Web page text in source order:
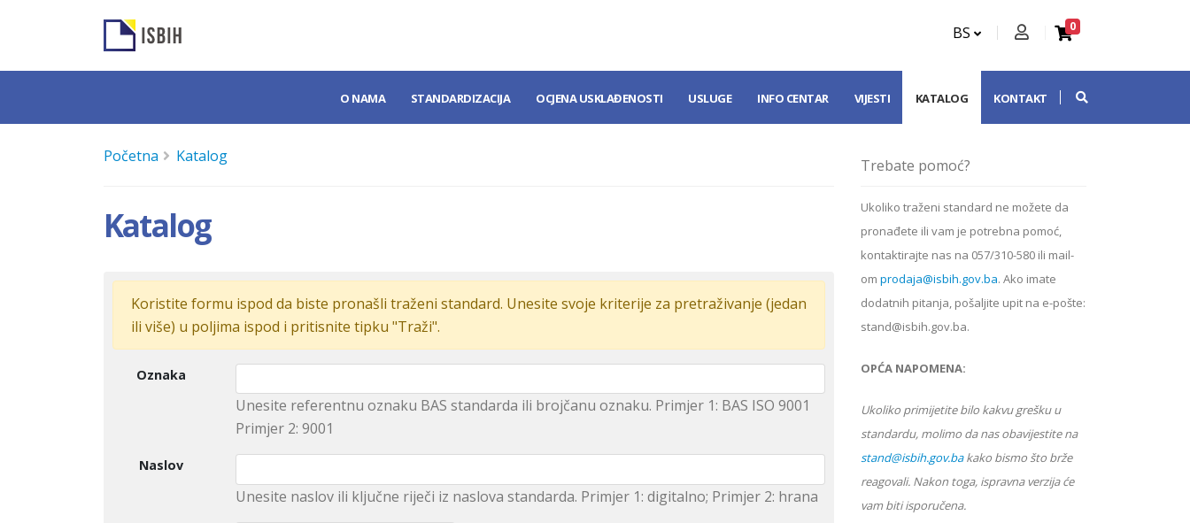
BS 0
O NAMA STANDARDIZACIJA OCJENA USKLAĐENOSTI USLUGE INFO CENTAR VIJESTI KATALOG KONTAKT
Početna Katalog
Katalog
Koristite formu ispod da biste pronašli traženi standard. Unesite svoje kriterije za pretraživanje (jedan
ili više) u poljima ispod i pritisnite tipku "Traži".
Oznaka
Unesite referentnu oznaku BAS standarda ili brojčanu oznaku. Primjer 1: BAS ISO 9001
Primjer 2: 9001
Naslov
Unesite naslov ili ključne riječi iz naslova standarda. Primjer 1: digitalno; Primjer 2: hrana
Trebate pomoć?
Ukoliko traženi standard ne možete da
pronađete ili vam je potrebna pomoć,
kontaktirajte nas na 057/310-580 ili mail-
om prodaja@isbih.gov.ba. Ako imate
dodatnih pitanja, pošaljite upit na e-pošte:
stand@isbih.gov.ba.
OPĆA NAPOMENA:
Ukoliko primijetite bilo kakvu grešku u
standardu, molimo da nas obavijestite na
stand@isbih.gov.bakako bismo što brže
reagovali. Nakon toga, ispravna verzija će
vam biti isporučena.